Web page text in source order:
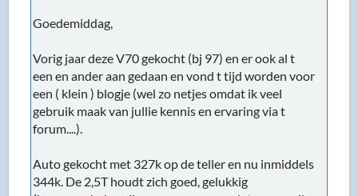
Goedemiddag,
Vorig jaar deze V70 gekocht (bj 97) en er ook al t
een en ander aan gedaan en vond t tijd worden voor
een ( klein ) blogje (wel zo netjes omdat ik veel
gebruik maak van jullie kennis en ervaring via t
forum....).
Auto gekocht met 327k op de teller en nu inmiddels
344k. De 2,5T houdt zich goed, gelukkig